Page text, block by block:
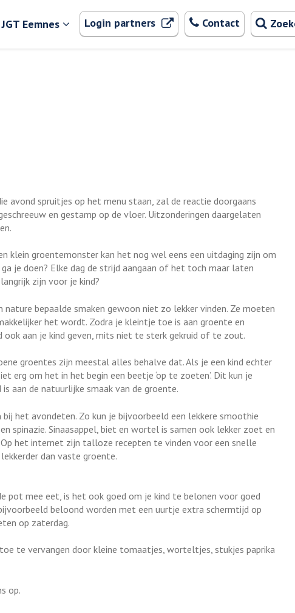
Eemnes Login partners . Externe linkContact
Zoeken
avond spruitjes op het menu staan, zal de reactie doorgaans
en gestamp op de vloer. Uitzonderingen daargelaten
klein groentemonster kan het nog wel eens een uitdaging zijn om
je doen? Elke dag de strijd aangaan of het toch maar laten
zijn voor je kind?
bepaalde smaken gewoon niet zo lekker vinden. Ze moeten
het wordt. Zodra je kleintje toe is aan groente en
aan je kind geven, mits niet te sterk gekruid of te zout.
groentes zijn meestal alles behalve dat. Als je een kind echter
erg om het in het begin een beetje ‘op te zoeten’. Dit kun je
aan de natuurlijke smaak van de groente.
het avondeten. Zo kun je bijvoorbeeld een lekkere smoothie
spinazie. Sinaasappel, biet en wortel is samen ook lekker zoet en
Op het internet zijn talloze recepten te vinden voor een snelle
dan vaste groente.
mee eet, is het ook goed om je kind te belonen voor goed
beloond worden met een uurtje extra schermtijd op
op zaterdag.
te vervangen door kleine tomaatjes, worteltjes, stukjes paprika
op.